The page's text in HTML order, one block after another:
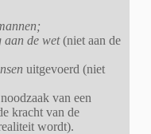
aan de wet(niet aan de
uitgevoerd (niet
van een
kracht van de
wordt).